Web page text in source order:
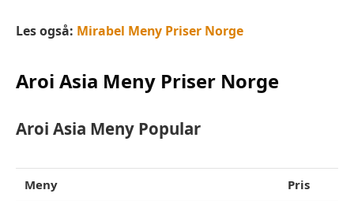
Les også: Mirabel Meny Priser Norge
Aroi Asia Meny Priser Norge
Aroi Asia Meny Popular
Meny Pris